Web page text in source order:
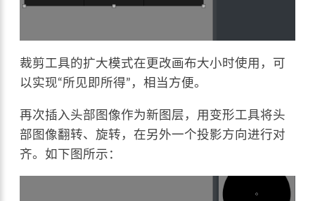
裁剪工具的扩大模式在更改画布大小时使用，可
以实现“所见即所得”，相当方便。
再次插入头部图像作为新图层，用变形工具将头
部图像翻转、旋转，在另外一个投影方向进行对
齐。如下图所示：